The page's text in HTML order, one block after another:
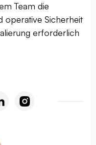
Team die
operative Sicherheit
erforderlich